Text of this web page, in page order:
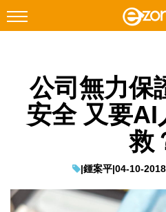
Facebook Instagram
科技焦點
教學評測
公司無力保
安全 又要AI
救
|鍾案平|04-10-